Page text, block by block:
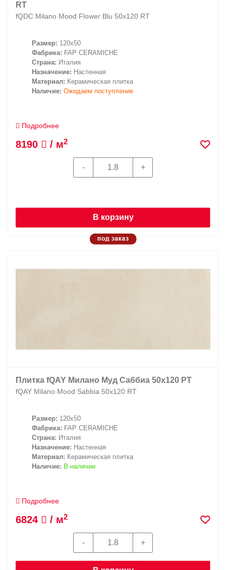
RT
fQDC Milano Mood Flower Blu 50x120 RT
Размер: 120x50
Фабрика: FAP CERAMICHE
Страна: Италия
Назначение: Настенная
Материал: Керамическая плитка
Наличие: Ожидаем поступление
Подробнее
8190 / м2
В корзину
Плитка fQAY Милано Муд Саббиа 50x120 РТ
fQAY Milano Mood Sabbia 50x120 RT
Размер: 120x50
Фабрика: FAP CERAMICHE
Страна: Италия
Назначение: Настенная
Материал: Керамическая плитка
Наличие: В наличии
Подробнее
6824 / м2